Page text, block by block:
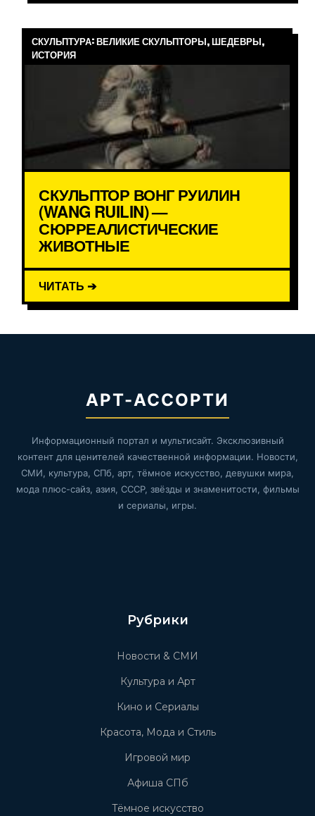
СКУЛЬПТУРА: ВЕЛИКИЕ СКУЛЬПТОРЫ, ШЕДЕВРЫ,
ИСТОРИЯ
СКУЛЬПТОР ВОНГ РУИЛИН
(WANG RUILIN) —
СЮРРЕАЛИСТИЧЕСКИЕ
ЖИВОТНЫЕ
ЧИТАТЬ ➔
АРТ-АССОРТИ
Информационный портал и мультисайт. Эксклюзивный
контент для ценителей качественной информации. Новости,
СМИ, культура, СПб, арт, тёмное искусство, девушки мира,
мода плюс-сайз, азия, СССР, звёзды и знаменитости, фильмы
и сериалы, игры.
Рубрики
Новости & СМИ
Культура и Арт
Кино и Сериалы
Красота, Мода и Стиль
Игровой мир
Афиша СПб
Тёмное искусство